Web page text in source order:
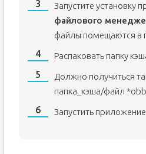
Запустите установку
файлового
файлы помещаются в
Распаковать папку
Должно получиться
папка_кэша/файл *obb
Запустить приложение